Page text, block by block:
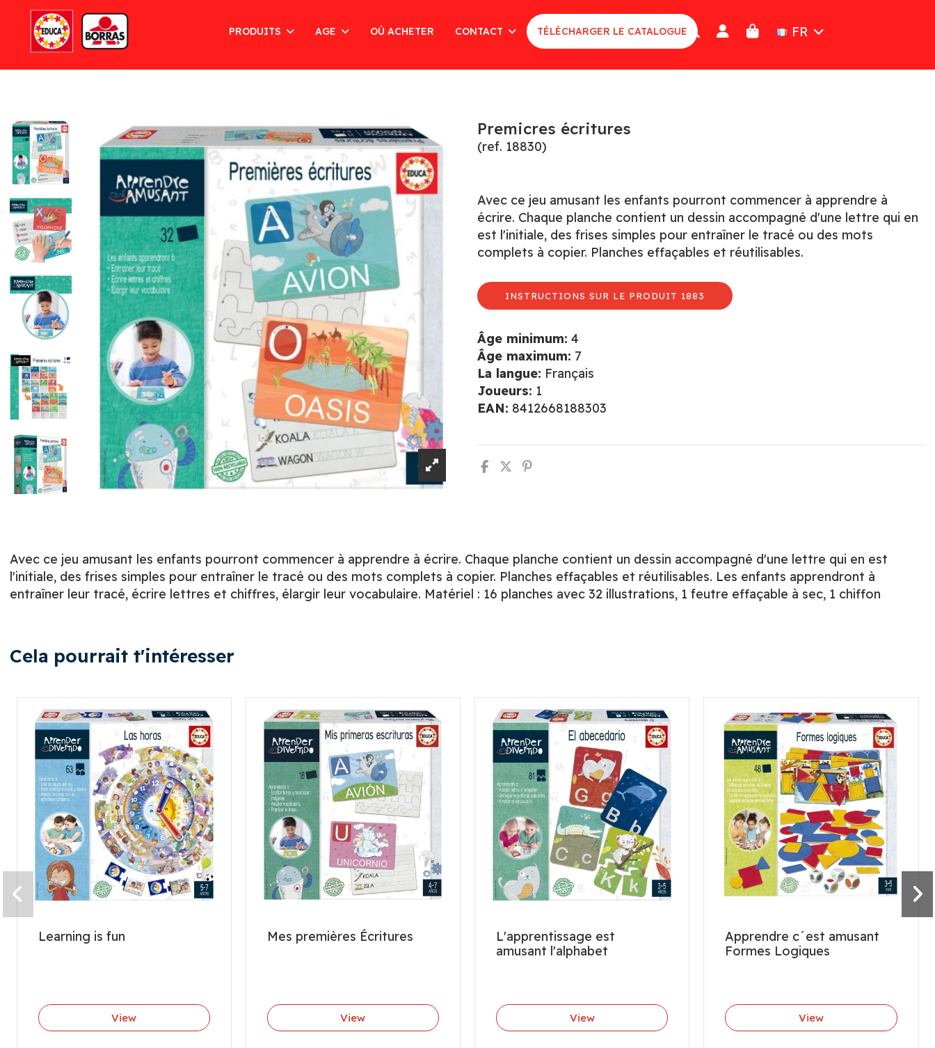
PRODUITS AGE OÚ ACHETER CONTACT TÉLÉCHARGER LE CATALOGUE FR
Premicres écritures
(ref. 18830)
Avec ce jeu amusant les enfants pourront commencer à apprendre à
écrire. Chaque planche contient un dessin accompagné d'une lettre qui en
est l'initiale, des frises simples pour entraîner le tracé ou des mots
complets à copier. Planches effaçables et réutilisables.
INSTRUCTIONS SUR LE PRODUIT 1883
Âge minimum: 4
Âge maximum: 7
La langue: Français
Joueurs: 1
EAN: 8412668188303
Avec ce jeu amusant les enfants pourront commencer à apprendre à écrire. Chaque planche contient un dessin accompagné d'une lettre qui en est
l'initiale, des frises simples pour entraîner le tracé ou des mots complets à copier. Planches effaçables et réutilisables. Les enfants apprendront à
entraîner leur tracé, écrire lettres et chiffres, élargir leur vocabulaire. Matériel : 16 planches avec 32 illustrations, 1 feutre effaçable à sec, 1 chiffon
Cela pourrait t'intéresser
Learning is fun
View
Mes premières Écritures
View
L'apprentissage est
amusant l'alphabet
View
Apprendre c´est amusant
Formes Logiques
View